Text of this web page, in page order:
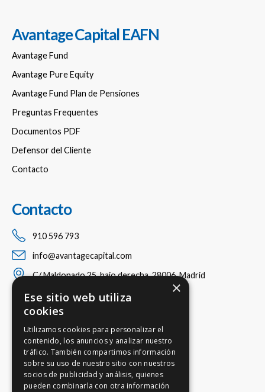
Avantage Capital EAFN
Avantage Fund
Avantage Pure Equity
Avantage Fund Plan de Pensiones
Preguntas Frequentes
Documentos PDF
Defensor del Cliente
Contacto
Contacto
910 596 793
info@avantagecapital.com
C/ Maldonado 25, bajo derecha, 28006, Madrid
×
Ese sitio web utiliza
cookies
Utilizamos cookies para personalizar el
contenido, los anuncios y analizar nuestro
tráfico. También compartimos información
sobre su uso de nuestro sitio con nuestros
socios de publicidad y análisis, quienes
pueden combinarla con otra información